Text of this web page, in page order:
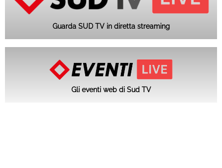
Guarda SUD TV in diretta streaming
Gli eventi web di Sud TV